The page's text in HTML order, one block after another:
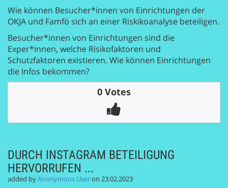
Wie können Besucher*innen von Einrichtungen der
OKJA und Famfö sich an einer Riskikoanalyse beteiligen.
Besucher*innen von Einrichtungen sind die
Exper*innen, welche Risikofaktoren und
Schutzfaktoren existieren. Wie können Einrichtungen
die Infos bekommen?
0 Votes
DURCH INSTAGRAM BETEILIGUNG
HERVORRUFEN ...
added byAnonymous Useron 23.02.2023